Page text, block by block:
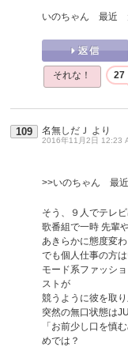
いのちゃん 最近
それな！ 27
109 名無しだＪ より
2016年11月2日 12:23
>>いのちゃん 最
そう、９人でテレ
歌番組で一時 先輩
あきらかに態度変わ
でも個人仕事の方
モード系ファッシ
ストが
競うように彼を取り
突然の無口状態は
「お前少し口を慎
めでは？